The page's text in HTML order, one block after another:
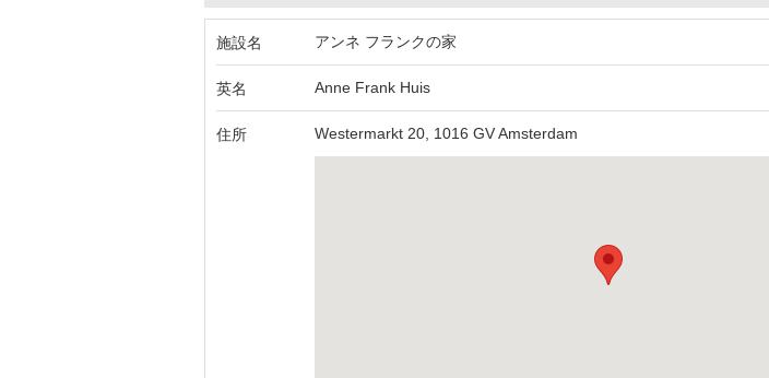
施設名 アンネ フランクの家
英名 Anne Frank Huis
住所 Westermarkt 20, 1016 GV Amsterdam